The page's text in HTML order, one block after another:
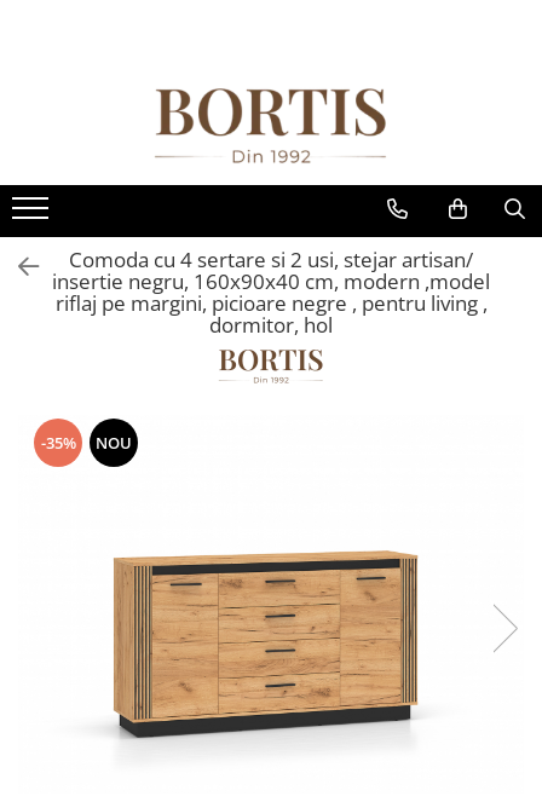
Fotolii balansoar/relaxante
Canapele
Coltare/canapele in L
Comode
Comode lux-ultramoderne
Comode stil clasic/rustic
Fotolii extensibile
Masute de cafea
Scaune living/dining
Set mobilier Living
Seturi masa +scaune dining
Comoda cu 4 sertare si 2 usi, stejar artisan/
insertie negru, 160x90x40 cm, modern ,model
riflaj pe margini, picioare negre , pentru living ,
dormitor, hol
-35% NOU